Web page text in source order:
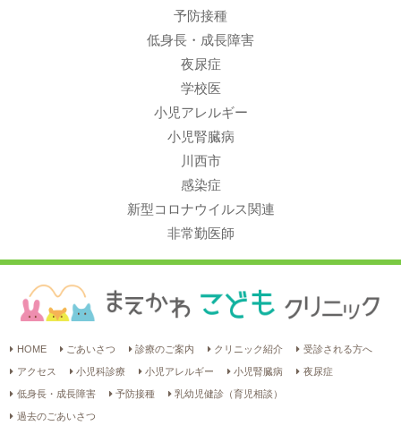
予防接種
低身長・成長障害
夜尿症
学校医
小児アレルギー
小児腎臓病
川西市
感染症
新型コロナウイルス関連
非常勤医師
HOME ごあいさつ 診療のご案内 クリニック紹介 受診される方へ
アクセス 小児科診療 小児アレルギー 小児腎臓病 夜尿症
低身長・成長障害 予防接種 乳幼児健診（育児相談）
過去のごあいさつ